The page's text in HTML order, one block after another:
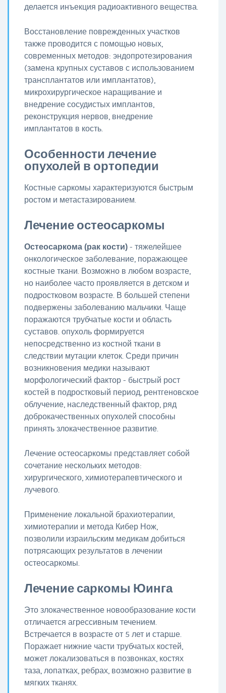
делается инъекция радиоактивного вещества.
Восстановление поврежденных участков
также проводится с помощью новых,
современных методов: эндопротезирования
(замена крупных суставов с использованием
трансплантатов или имплантатов),
микрохирургическое наращивание и
внедрение сосудистых имплантов,
реконструкция нервов, внедрение
имплантатов в кость.
Особенности лечение
опухолей в ортопедии
Костные саркомы характеризуются быстрым
ростом и метастазированием.
Лечение остеосаркомы
Остеосаркома (рак кости) - тяжелейшее
онкологическое заболевание, поражающее
костные ткани. Возможно в любом возрасте,
но наиболее часто проявляется в детском и
подростковом возрасте. В большей степени
подвержены заболеванию мальчики. Чаще
поражаются трубчатые кости и область
суставов. опухоль формируется
непосредственно из костной ткани в
следствии мутации клеток. Среди причин
возникновения медики называют
морфологический фактор - быстрый рост
костей в подростковый период, рентгеновское
облучение, наследственный фактор, ряд
доброкачественных опухолей способны
принять злокачественное развитие.
Лечение остеосаркомы представляет собой
сочетание нескольких методов:
хирургического, химиотерапевтического и
лучевого.
Применение локальной брахиотерапии,
химиотерапии и метода Кибер Нож,
позволили израильским медикам добиться
потрясающих результатов в лечении
остеосаркомы.
Лечение саркомы Юинга
Это злокачественное новообразование кости
отличается агрессивным течением.
Встречается в возрасте от 5 лет и старше.
Поражает нижние части трубчатых костей,
может локализоваться в позвонках, костях
таза, лопатках, ребрах, возможно развитие в
мягких тканях.